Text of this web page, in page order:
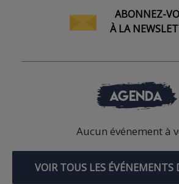
ABONNEZ-
À LA
AGENDA
Aucun événement à
VOIR TOUS LES ÉVÉNEMENTS